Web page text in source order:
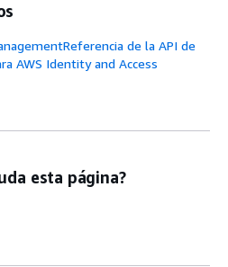
de la API de
AWS Identity and Access
esta página?